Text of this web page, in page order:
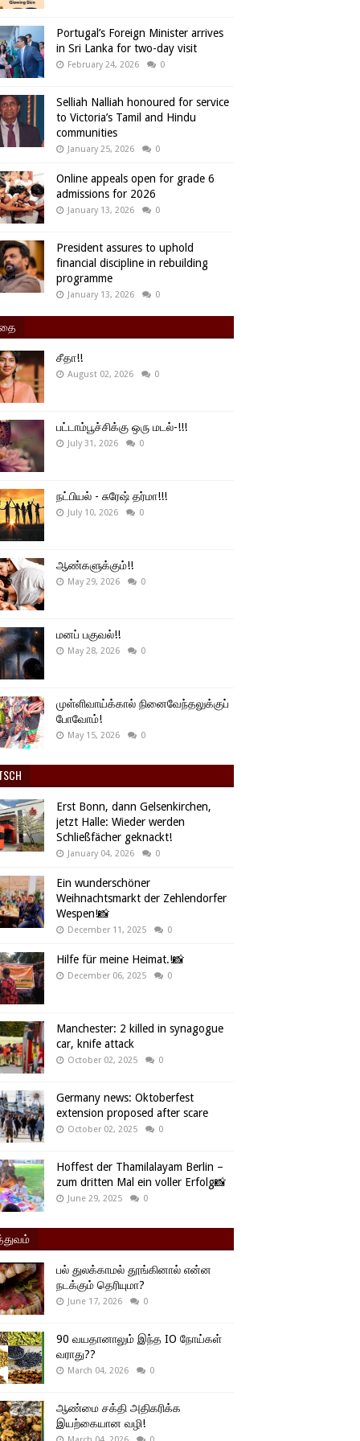
Portugal’s Foreign Minister arrives
in Sri Lanka for two-day visit
February 24, 2026 0
Selliah Nalliah honoured for service
to Victoria’s Tamil and Hindu
communities
January 25, 2026 0
Online appeals open for grade 6
admissions for 2026
January 13, 2026 0
President assures to uphold
financial discipline in rebuilding
programme
January 13, 2026 0
சீதா!!
August 02, 2026 0
பட்டாம்பூச்சிக்கு ஒரு மடல்-!!!
July 31, 2026 0
நட்பியல் - சுரேஷ் தர்மா!!!
July 10, 2026 0
ஆண்களுக்கும்!!
May 29, 2026 0
மனப் பகுவல்!!
May 28, 2026 0
முள்ளிவாய்க்கால் நினைவேந்தலுக்குப்
போவோம்!
May 15, 2026 0
Erst Bonn, dann Gelsenkirchen,
jetzt Halle: Wieder werden
Schließfächer geknackt!
January 04, 2026 0
Ein wunderschöner
Weihnachtsmarkt der Zehlendorfer
Wespen!📸
December 11, 2025 0
Hilfe für meine Heimat.!📸
December 06, 2025 0
Manchester: 2 killed in synagogue
car, knife attack
October 02, 2025 0
Germany news: Oktoberfest
extension proposed after scare
October 02, 2025 0
Hoffest der Thamilalayam Berlin –
zum dritten Mal ein voller Erfolg📸
June 29, 2025 0
பல் துலக்காமல் தூங்கினால் என்ன
நடக்கும் தெரியுமா?
June 17, 2026 0
90 வயதானாலும் இந்த IO நோய்கள்
வராது??
March 04, 2026 0
ஆண்மை சக்தி அதிகரிக்க
இயற்கையான வழி!